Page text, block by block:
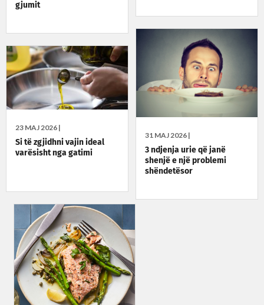
gjumit
31 MAJ 2026 |
3 ndjenja urie që janë
shenjë e një problemi
shëndetësor
23 MAJ 2026 |
Si të zgjidhni vajin ideal
varësisht nga gatimi